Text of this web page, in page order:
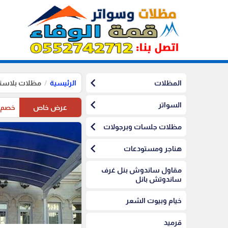
المظلات chevron_left
السواتر chevron_left
مظلات جلسات وبرجولات chevron_left
هناجر ومستودعات chevron_left
مقاول ساندوش بنل غرف
ساندوتش بانل
خيام وبيوت الشعر
قرميد
الرئيسية مظلات
عرض خاص خصم10%على مظلات الرياض على مظلات السيارات